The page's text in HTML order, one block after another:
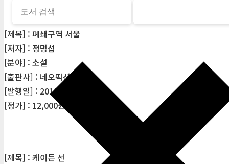
[제목] : 폐쇄구역 서울
[저자] : 정명섭
[분야] : 소설
[출판사] : 네오픽션
[발행일] : 2012-02-20
[정가] : 12,000원
[제목] : 케이든 선